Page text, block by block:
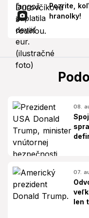
Pozrite,
hranolky!
08.
07.
len